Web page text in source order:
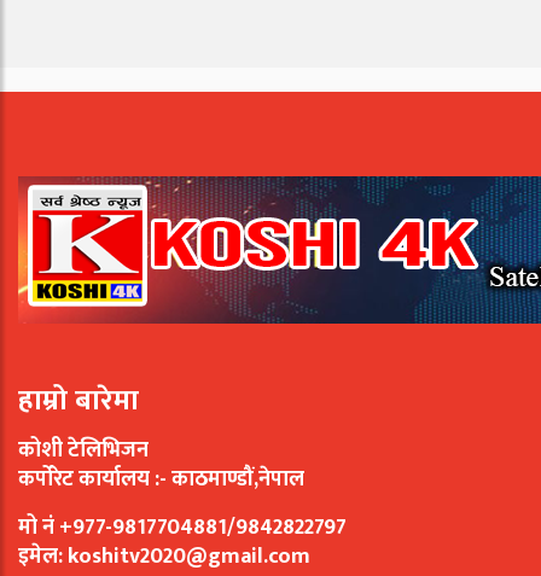
हाम्रो बारेमा
कोशी टेलिभिजन
कर्पोरेट कार्यालय :- काठमाण्डौं,नेपाल
मो नं +977-9817704881/9842822797
इमेल:koshitv2020@gmail.com